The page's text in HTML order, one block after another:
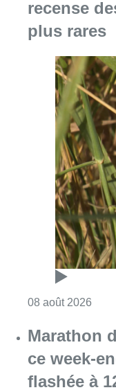
08 août 2026
Marathon
ce week-
flashée à
Tervuren”